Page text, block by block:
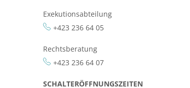
Exekutionsabteilung
+423 236 64 05
Rechtsberatung
+423 236 64 07
SCHALTERÖFFNUNGSZEITEN